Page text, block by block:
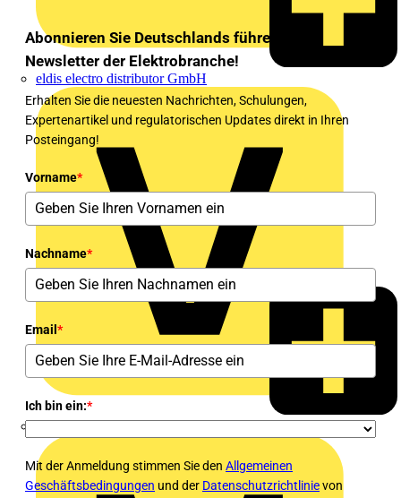
eldis electro distributor GmbH
Emil Löffelhardt GmbH & Co. KG
Abonnieren Sie Deutschlands führenden
Newsletter der Elektrobranche!
Erhalten Sie die neuesten Nachrichten, Schulungen,
Expertenartikel und regulatorischen Updates direkt in Ihren
Posteingang!
Vorname*
Nachname*
Email *
Ich bin ein:*
Mit der Anmeldung stimmen Sie den Allgemeinen
Geschäftsbedingungen und der Datenschutzrichtlinievon